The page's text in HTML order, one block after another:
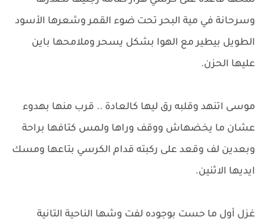
وسرحانة في مية البحر تحت ضوء القمر وشعرها الأسود
الطويل بيطير مع الهوا بشكل يسحر وملامحها باين
عليها الحزن.
موسى اتنهد وقلبه رق ليها كالعادة .. قرب منها بهدوء
عشان ما يخضهاش ووقف وراها ولمس كتافها براحة
وبعدين لف وقعد على ركبته قدام الكرسي بتاعها ومسك
ايديها الاثنين.
غزل أول ما حست بوجوده لفت وشها الناحية التانية